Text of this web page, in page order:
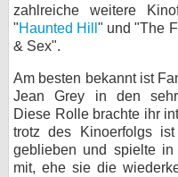
zahlreiche weitere
"Haunted Hill" und "The
& Sex".
Am besten bekannt ist
Jean Grey in den
Diese Rolle brachte ihr
trotz des Kinoerfolgs
geblieben und spielte
mit, ehe sie die